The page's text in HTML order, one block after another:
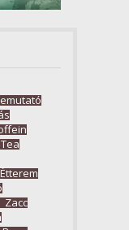
Tea
Étterem
Zacc